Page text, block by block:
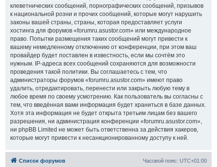
клеветнических сообщений, порнографических сообщений, призывов
к национальной розни и прочих сообщений, которые могут нарушить
законы вашей страны, страны, которая предоставляет услуги
хостинга для форумов «forumru.asustor.com» или международное
право. Попытки размещения таких сообщений могут привести к
вашему немедленному отключению от конференции, при этом ваш
провайдер будет поставлен в известность, если мы сочтём это
нужным. IP-адреса всех сообщений сохраняются для возможности
проведения такой политики. Вы соглашаетесь с тем, что
администраторы форумов «forumru.asustor.com» имеют право
удалить, отредактировать, перенести или закрыть любую тему в
любое время по своему усмотрению. Как пользователь вы согласны с
тем, что введённая вами информация будет храниться в базе данных.
Хотя эта информация не будет открыта третьим лицам без вашего
разрешения, ни администрация конференции «forumru.asustor.com»,
ни phpBB Limited не может быть ответственна за действия хакеров,
которые могут привести к несанкционированному доступу к ней.
Список форумов Часовой пояс: UTC+01:00